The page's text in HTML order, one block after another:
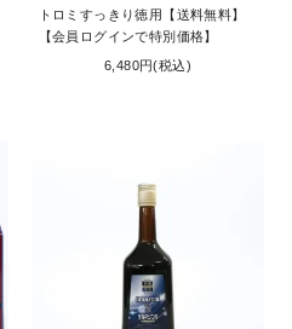
トロミすっきり徳用【送料無料】
【会員ログインで特別価格】
6,480円(税込)